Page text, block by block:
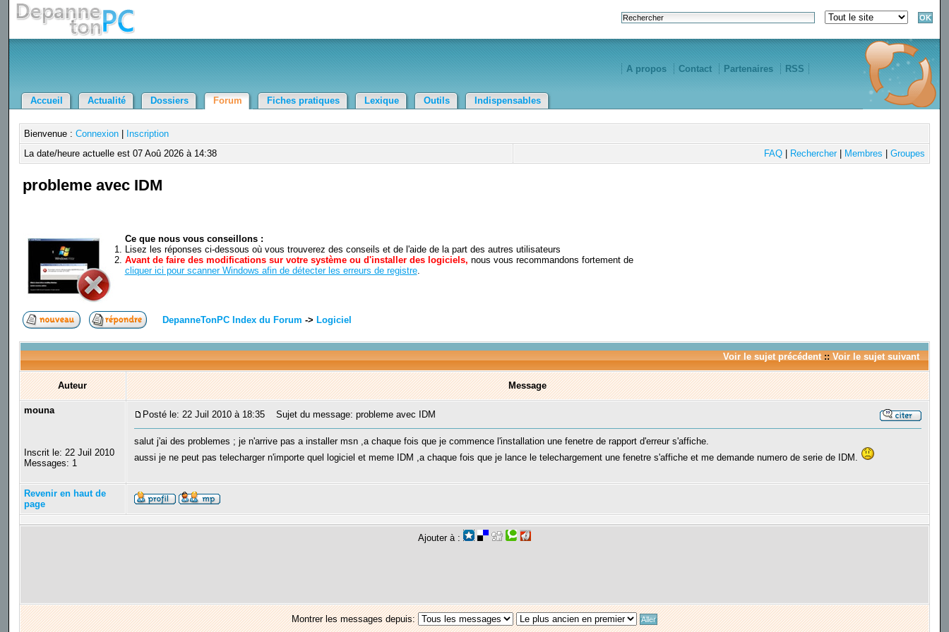
A propos Contact Partenaires RSS
Accueil Actualité Dossiers Forum Fiches pratiques Lexique Outils Indispensables
Bienvenue : Connexion|
Inscription
La date/heure actuelle est 07 Aoû 2026 à 14:38
FAQ| Rechercher| Membres Groupes
probleme avec IDM
Ce que nous vous conseillons :
Lisez les réponses ci-dessous où vous trouverez des conseils et de l'aide de la part des autres utilisateurs
Avant de faire des modifications sur votre système ou d'installer des logiciels, nous vous recommandons fortement de
cliquer ici pour scanner Windows afin de détecter les erreurs de registre.
DepanneTonPC Index du Forum -> Logiciel
Voir le sujet précédent:: Voir le sujet suivant
Auteur Message
mouna
Inscrit le: 22 Juil 2010
Messages: 1
Posté le: 22 Juil 2010 à 18:35 Sujet du message: probleme avec IDM
salut j'ai des problemes ; je n'arrive pas a installer msn ,a chaque fois que je commence l'installation une fenetre de rapport d'erreur s'affiche.
aussi je ne peut pas telecharger n'importe quel logiciel et meme IDM ,a chaque fois que je lance le telechargement une fenetre s'affiche et me demande numero de serie de IDM.
Revenir en haut de
page
Ajouter à :
Montrer les messages depuis: